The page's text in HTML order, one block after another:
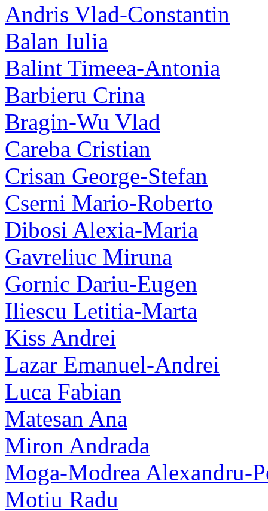
Andris Vlad-Constantin
Balan Iulia
Balint Timeea-Antonia
Barbieru Crina
Bragin-Wu Vlad
Careba Cristian
Crisan George-Stefan
Cserni Mario-Roberto
Dibosi Alexia-Maria
Gavreliuc Miruna
Gornic Dariu-Eugen
Iliescu Letitia-Marta
Kiss Andrei
Lazar Emanuel-Andrei
Luca Fabian
Matesan Ana
Miron Andrada
Moga-Modrea Alexandru-
Motiu Radu